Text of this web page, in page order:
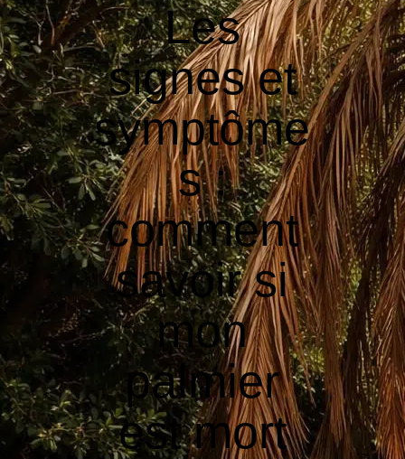
Les
signes et
symptôme
s :
comment
savoir si
mon
palmier
est mort